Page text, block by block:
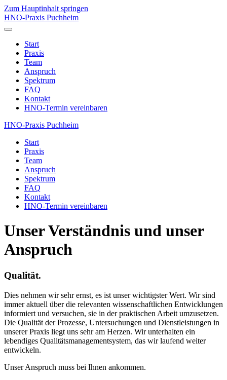
Zum Hauptinhalt springen
HNO-Praxis Puchheim
Start
Praxis
Team
Anspruch
Spektrum
FAQ
Kontakt
HNO-Termin vereinbaren
HNO-Praxis Puchheim
Start
Praxis
Team
Anspruch
Spektrum
FAQ
Kontakt
HNO-Termin vereinbaren
Unser Verständnis und unser
Anspruch
Qualität.
Dies nehmen wir sehr ernst, es ist unser wichtigster Wert. Wir sind
immer aktuell über die relevanten wissenschaftlichen Entwicklungen
informiert und versuchen, sie in der praktischen Arbeit umzusetzen.
Die Qualität der Prozesse, Untersuchungen und Dienstleistungen in
unserer Praxis liegt uns sehr am Herzen. Wir unterhalten ein
lebendiges Qualitätsmanagementsystem, das wir laufend weiter
entwickeln.
Unser Anspruch muss bei Ihnen ankommen.